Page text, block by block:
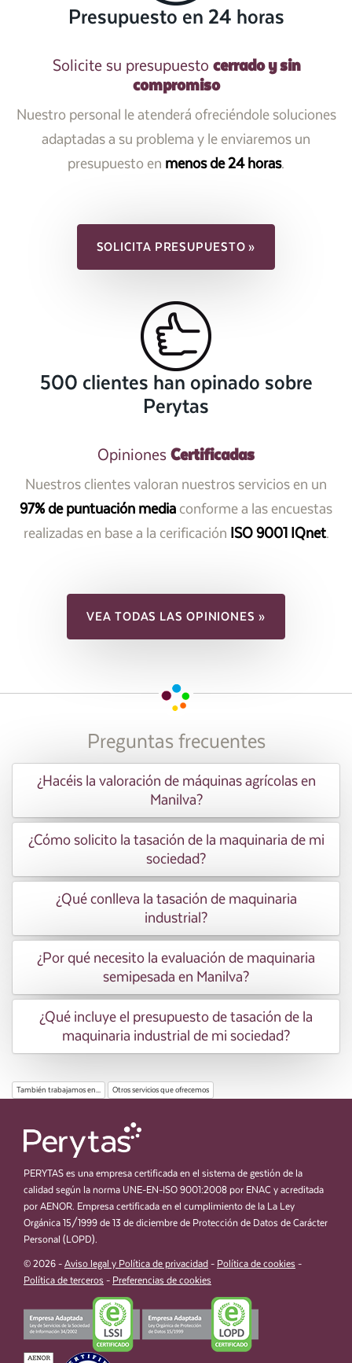
Presupuesto en 24 horas
Solicite su presupuesto cerrado y sin
compromiso
Nuestro personal le atenderá ofreciéndole soluciones
adaptadas a su problema y le enviaremos un
presupuesto en menos de 24 horas.
SOLICITA PRESUPUESTO »
500 clientes han opinado sobre
Perytas
Opiniones Certificadas
Nuestros clientes valoran nuestros servicios en un
97% de puntuación mediaconforme a las encuestas
realizadas en base a la cerificación ISO 9001 IQnet.
VEA TODAS LAS OPINIONES »
Preguntas frecuentes
¿Hacéis la valoración de máquinas agrícolas en
Manilva?
¿Cómo solicito la tasación de la maquinaria de mi
sociedad?
¿Qué conlleva la tasación de maquinaria
industrial?
¿Por qué necesito la evaluación de maquinaria
semipesada en Manilva?
¿Qué incluye el presupuesto de tasación de la
maquinaria industrial de mi sociedad?
También trabajamos en... Otros servicios que ofrecemos
PERYTAS es una empresa certificada en el sistema de gestión de la
calidad según la norma UNE-EN-ISO 9001:2008 por ENAC y acreditada
por AENOR. Empresa certificada en el cumplimiento de la La Ley
Orgánica 15/1999 de 13 de diciembre de Protección de Datos de Carácter
Personal (LOPD).
© 2026 - Aviso legal y Política de privacidad - Política de cookies -
Política de terceros - Preferencias de cookies